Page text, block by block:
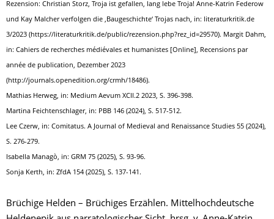
Rezension: Christian Storz, Troja ist gefallen, lang lebe Troja! Anne-Katrin Federow
und Kay Malcher verfolgen die ‚Baugeschichte‘ Trojas nach, in: literaturkritik.de
3/2023 (https://literaturkritik.de/public/rezension.php?rez_id=29570). Margit Dahm,
in: Cahiers de recherches médiévales et humanistes [Online], Recensions par
année de publication, Dezember 2023
(http://journals.openedition.org/crmh/18486).
Mathias Herweg, in: Medium Aevum XCII.2 2023, S. 396-398.
Martina Feichtenschlager, in: PBB 146 (2024), S. 517-512.
Lee Czerw, in: Comitatus. A Journal of Medieval and Renaissance Studies 55 (2024),
S. 276-279.
Isabella Managò, in: GRM 75 (2025), S. 93-96.
Sonja Kerth, in: ZfdA 154 (2025), S. 137-141.
Brüchige Helden – Brüchiges Erzählen. Mittelhochdeutsche